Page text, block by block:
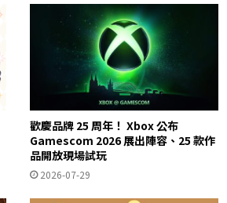
歡慶品牌 25 周年！ Xbox 公布
Gamescom 2026 展出陣容、25 款作
品開放現場試玩
2026-07-29